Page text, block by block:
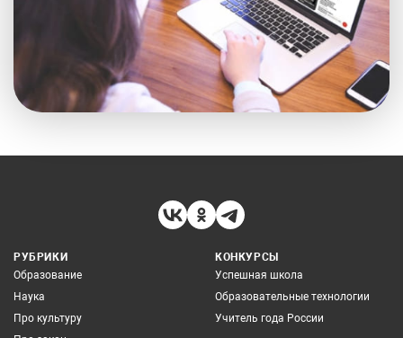
РУБРИКИ
Образование
Наука
Про культуру
КОНКУРСЫ
Успешная школа
Образовательные технологии
Учитель года России